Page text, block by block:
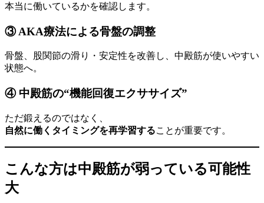
本当に働いているかを確認します。
③ AKA療法による骨盤の調整
骨盤、股関節の滑り・安定性を改善し、中殿筋が使いやすい
状態へ。
④ 中殿筋の“機能回復エクササイズ”
ただ鍛えるのではなく、
自然に働くタイミングを再学習することが重要です。
こんな方は中殿筋が弱っている可能性
大